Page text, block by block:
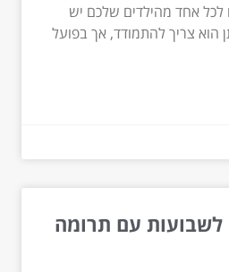
אחד מהילדים שלכם יש
הוא צריך להתמודד, אך בפועל
לשבועות עם תרומה